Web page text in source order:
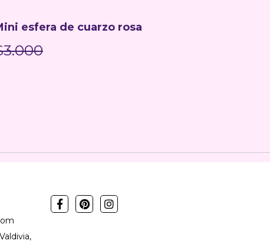
esfera de cuarzo rosa